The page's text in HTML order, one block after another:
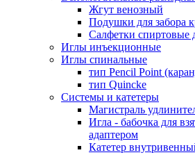
Жгут венозный
Подушки для забора
Салфетки спиртовые
Иглы инъекционные
Иглы спинальные
тип Pencil Point
тип Quincke
Системы и катетеры
Магистраль
Игла - бабочка для
адаптером
Катетер